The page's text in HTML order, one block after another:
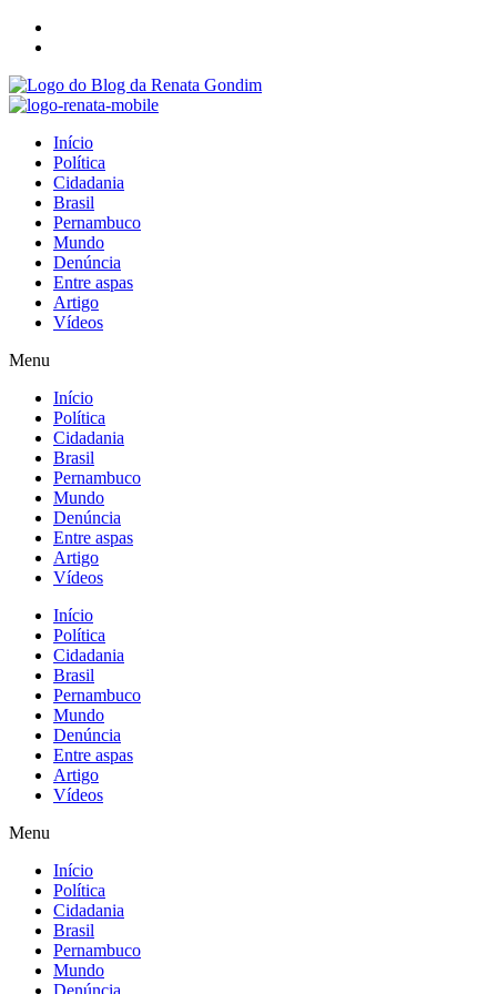
Início
Política
Cidadania
Brasil
Pernambuco
Mundo
Denúncia
Entre aspas
Artigo
Vídeos
Menu
Início
Política
Cidadania
Brasil
Pernambuco
Mundo
Denúncia
Entre aspas
Artigo
Vídeos
Início
Política
Cidadania
Brasil
Pernambuco
Mundo
Denúncia
Entre aspas
Artigo
Vídeos
Menu
Início
Política
Cidadania
Brasil
Pernambuco
Mundo
Denúncia